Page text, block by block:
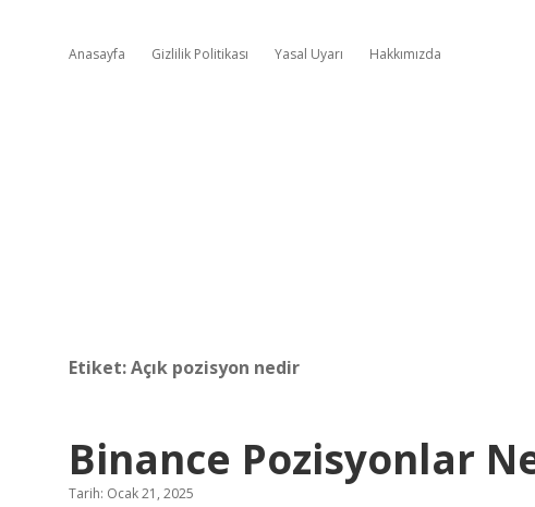
Anasayfa Gizlilik Politikası Yasal Uyarı Hakkımızda
Etiket:Açık pozisyon nedir
Binance Pozisyonlar
Tarih: Ocak 21, 2025